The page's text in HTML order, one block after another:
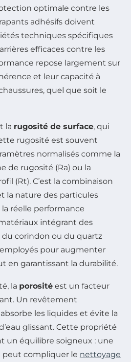
optimale contre les
adhésifs doivent
techniques spécifiques
efficaces contre les
repose largement sur
et leur capacité à
quel que soit le
la rugosité de surface, qui
rugosité est souvent
normalisés comme la
de rugosité (Ra) ou la
(Rt). C’est la combinaison
la nature des particules
réelle performance
intégrant des
du corindon ou du quartz
pour augmenter
en garantissant la durabilité.
la porosité est un facteur
Un revêtement
les liquides et évite la
glissant. Cette propriété
un équilibre soigneux : une
peut compliquer le nettoyage